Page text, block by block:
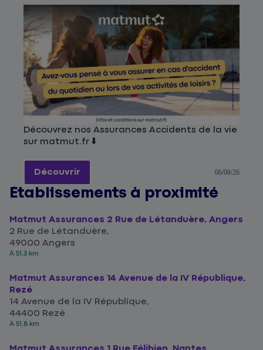
Découvrez nos Assurances Accidents de la vie
sur matmut.fr ⬇️
Découvrir 06/08/26
Établissements à proximité
Matmut Assurances 2 Rue de Létanduère, Angers
2 Rue de Létanduère,
49000 Angers
À 51,3 km
Matmut Assurances 14 Avenue de la IV République,
Rezé
14 Avenue de la IV République,
44400 Rezé
À 51,8 km